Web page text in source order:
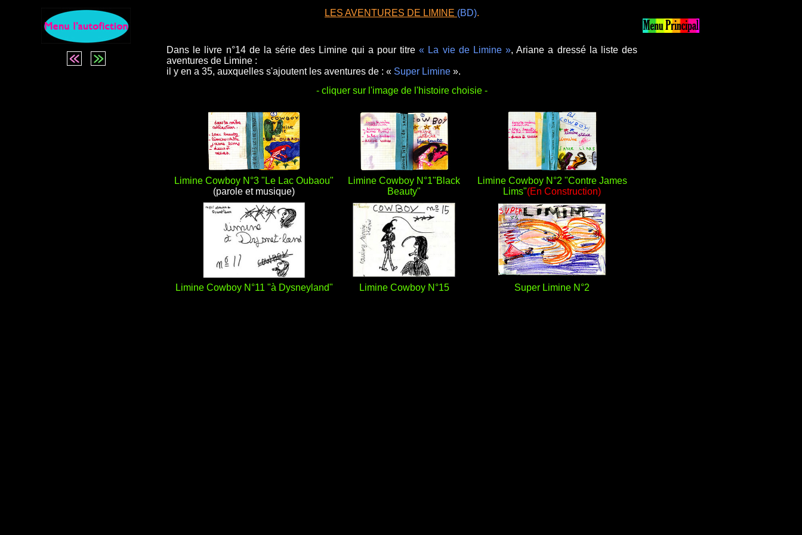
LES AVENTURES DE LIMINE (BD).
Dans le livre n°14 de la série des Limine qui a pour titre« La vie de Limine », Ariane a dressé la liste des
aventures de Limine :
il y en a 35, auxquelles s'ajoutent les aventures de : « Super Limine ».
- cliquer sur l'image de l'histoire choisie -
Limine Cowboy N°3 "Le Lac Oubaou"
(parole et musique)
Limine Cowboy N°1"Black
Beauty"
Limine Cowboy N°2 "Contre James
Lims"(En Construction)
Limine Cowboy N°11 "à Dysneyland" Limine Cowboy N°15 Super Limine N°2